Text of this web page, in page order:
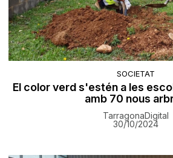
SOCIETAT
El color verd s'estén a les
amb 70 nous
TarragonaDigital
30/10/2024